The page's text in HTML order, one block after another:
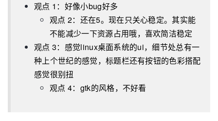
观点 1：好像小bug好多
观点 2：还在5。现在只关心稳定。其实能
不能减少一下资源占用哦，喜欢简洁稳定
观点 3：感觉linux桌面系统的ui，细节处总有一
种上个世纪的感觉，标题栏还有按钮的色彩搭配
感觉很别扭
观点 4：gtk的风格，不好看